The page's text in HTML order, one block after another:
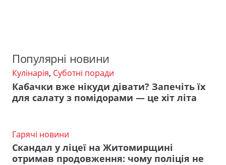
Популярні новини
Кулінарія, Суботні поради
Кабачки вже нікуди дівати? Запечіть їх
для салату з помідорами — це хіт літа
Гарячі новини
Скандал у ліцеї на Житомирщині
отримав продовження: чому поліція не